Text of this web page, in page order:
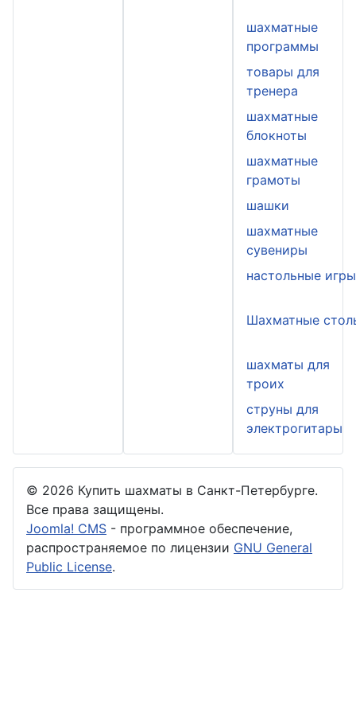
шахматные
программы
товары для
тренера
шахматные
блокноты
шахматные
грамоты
шашки
шахматные
сувениры
настольные игры
Шахматные
шахматы для
троих
струны для
электрогитары
© 2026 Купить шахматы в Санкт-Петербурге.
Все права защищены.
Joomla! CMS - программное обеспечение,
распространяемое по лицензии GNU General
Public License.